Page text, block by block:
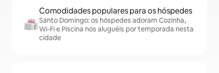
Comodidades populares para os hóspedes
Santo Domingo: os hóspedes adoram Cozinha,
Wi-Fi e Piscina nos aluguéis por temporada nesta
cidade